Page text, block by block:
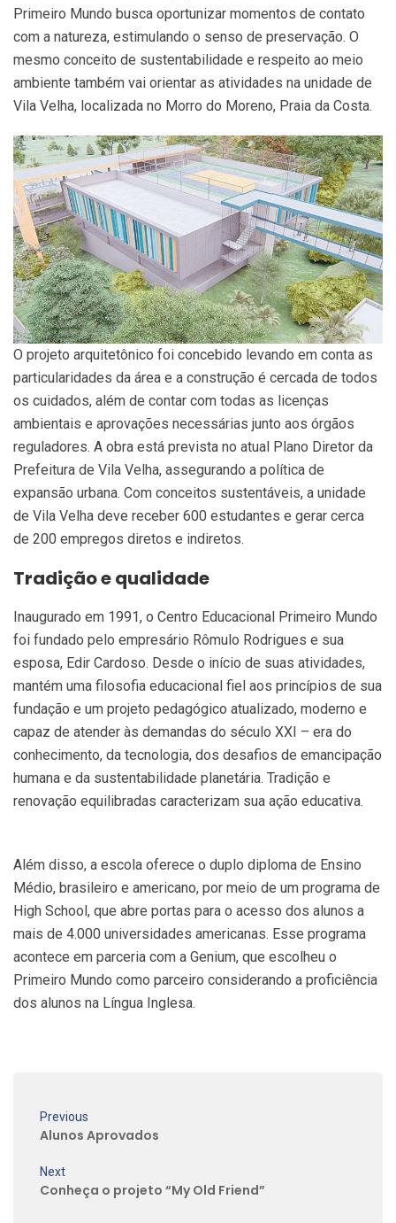
Primeiro Mundo busca oportunizar momentos de contato
com a natureza, estimulando o senso de preservação. O
mesmo conceito de sustentabilidade e respeito ao meio
ambiente também vai orientar as atividades na unidade de
Vila Velha, localizada no Morro do Moreno, Praia da Costa.
O projeto arquitetônico foi concebido levando em conta as
particularidades da área e a construção é cercada de todos
os cuidados, além de contar com todas as licenças
ambientais e aprovações necessárias junto aos órgãos
reguladores. A obra está prevista no atual Plano Diretor da
Prefeitura de Vila Velha, assegurando a política de
expansão urbana. Com conceitos sustentáveis, a unidade
de Vila Velha deve receber 600 estudantes e gerar cerca
de 200 empregos diretos e indiretos.
Tradição e qualidade
Inaugurado em 1991, o Centro Educacional Primeiro Mundo
foi fundado pelo empresário Rômulo Rodrigues e sua
esposa, Edir Cardoso. Desde o início de suas atividades,
mantém uma filosofia educacional fiel aos princípios de sua
fundação e um projeto pedagógico atualizado, moderno e
capaz de atender às demandas do século XXI – era do
conhecimento, da tecnologia, dos desafios de emancipação
humana e da sustentabilidade planetária. Tradição e
renovação equilibradas caracterizam sua ação educativa.
Além disso, a escola oferece o duplo diploma de Ensino
Médio, brasileiro e americano, por meio de um programa de
High School, que abre portas para o acesso dos alunos a
mais de 4.000 universidades americanas. Esse programa
acontece em parceria com a Genium, que escolheu o
Primeiro Mundo como parceiro considerando a proficiência
dos alunos na Língua Inglesa.
Previous
Alunos Aprovados
Next
Conheça o projeto “My Old Friend”